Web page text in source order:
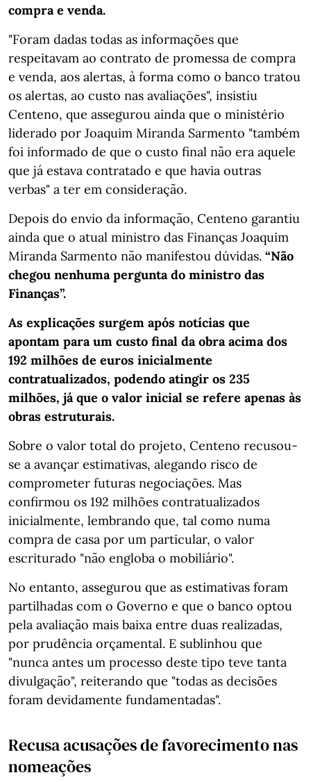
compra e venda.
"Foram dadas todas as informações que
respeitavam ao contrato de promessa de compra
e venda, aos alertas, à forma como o banco tratou
os alertas, ao custo nas avaliações", insistiu
Centeno, que assegurou ainda que o ministério
liderado por Joaquim Miranda Sarmento "também
foi informado de que o custo final não era aquele
que já estava contratado e que havia outras
verbas" a ter em consideração.
Depois do envio da informação, Centeno garantiu
ainda que o atual ministro das Finanças Joaquim
Miranda Sarmento não manifestou dúvidas. “Não
chegou nenhuma pergunta do ministro das
Finanças”.
As explicações surgem após notícias que
apontam para um custo final da obra acima dos
192 milhões de euros inicialmente
contratualizados, podendo atingir os 235
milhões, já que o valor inicial se refere apenas às
obras estruturais.
Sobre o valor total do projeto, Centeno recusou-
se a avançar estimativas, alegando risco de
comprometer futuras negociações. Mas
confirmou os 192 milhões contratualizados
inicialmente, lembrando que, tal como numa
compra de casa por um particular, o valor
escriturado "não engloba o mobiliário".
No entanto, assegurou que as estimativas foram
partilhadas com o Governo e que o banco optou
pela avaliação mais baixa entre duas realizadas,
por prudência orçamental. E sublinhou que
"nunca antes um processo deste tipo teve tanta
divulgação", reiterando que "todas as decisões
foram devidamente fundamentadas".
Recusa acusações de favorecimento nas
nomeações